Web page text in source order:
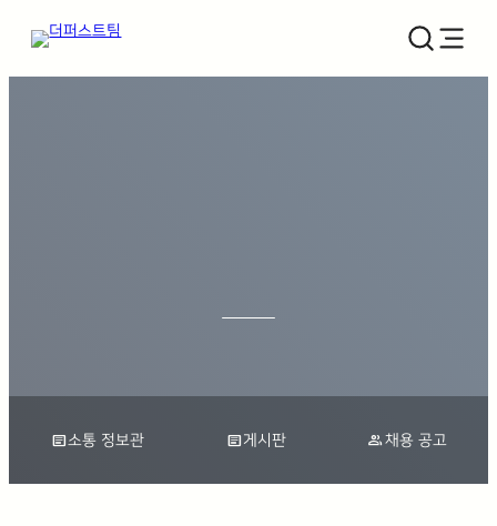
article소통 정보관 article게시판 group채용 공고